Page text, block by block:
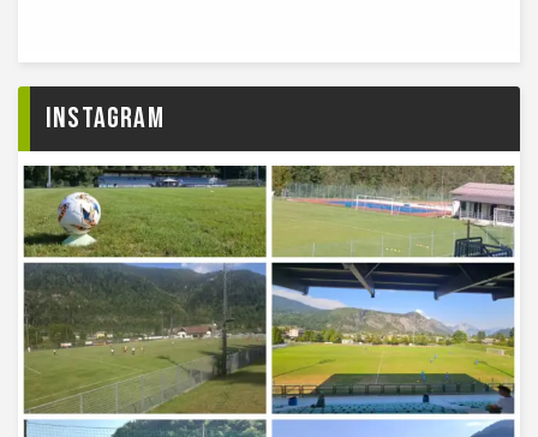
Instagram